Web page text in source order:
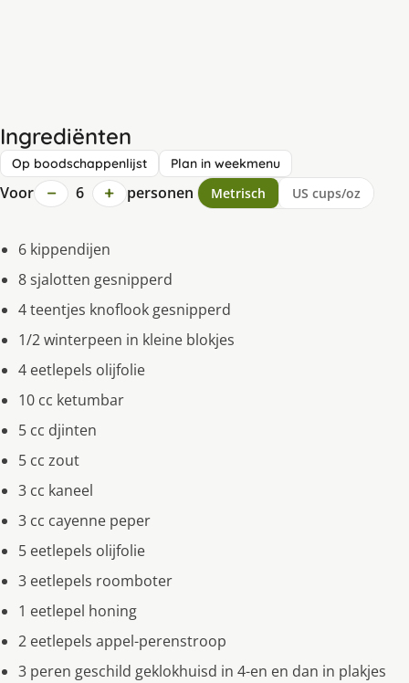
Ingrediënten
Op boodschappenlijst Plan in weekmenu
Voor − 6 + personen Metrisch US cups/oz
6 kippendijen
8 sjalotten gesnipperd
4 teentjes knoflook gesnipperd
1/2 winterpeen in kleine blokjes
4 eetlepels olijfolie
10 cc ketumbar
5 cc djinten
5 cc zout
3 cc kaneel
3 cc cayenne peper
5 eetlepels olijfolie
3 eetlepels roomboter
1 eetlepel honing
2 eetlepels appel-perenstroop
3 peren geschild geklokhuisd in 4-en en dan in plakjes